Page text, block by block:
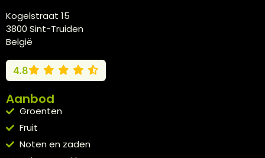
Kogelstraat 15
3800 Sint-Truiden
België
4.8
Aanbod
Groenten
Fruit
Noten en zaden